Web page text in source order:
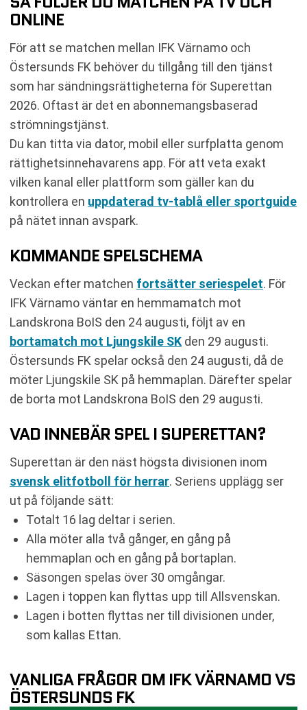
ONLINE
För att se matchen mellan IFK Värnamo och
Östersunds FK behöver du tillgång till den tjänst
som har sändningsrättigheterna för Superettan
2026. Oftast är det en abonnemangsbaserad
strömningstjänst.
Du kan titta via dator, mobil eller surfplatta genom
rättighetsinnehavarens app. För att veta exakt
vilken kanal eller plattform som gäller kan du
kontrollera en uppdaterad tv-tablå eller sportguide
på nätet innan avspark.
KOMMANDE SPELSCHEMA
Veckan efter matchen fortsätter seriespelet. För
IFK Värnamo väntar en hemmamatch mot
Landskrona BoIS den 24 augusti, följt av en
bortamatch mot Ljungskile SK den 29 augusti.
Östersunds FK spelar också den 24 augusti, då de
möter Ljungskile SK på hemmaplan. Därefter spelar
de borta mot Landskrona BoIS den 29 augusti.
VAD INNEBÄR SPEL I SUPERETTAN?
Superettan är den näst högsta divisionen inom
svensk elitfotboll för herrar. Seriens upplägg ser
ut på följande sätt:
Totalt 16 lag deltar i serien.
Alla möter alla två gånger, en gång på
hemmaplan och en gång på bortaplan.
Säsongen spelas över 30 omgångar.
Lagen i toppen kan flyttas upp till Allsvenskan.
Lagen i botten flyttas ner till divisionen under,
som kallas Ettan.
VANLIGA FRÅGOR OM IFK VÄRNAMO VS
ÖSTERSUNDS FK